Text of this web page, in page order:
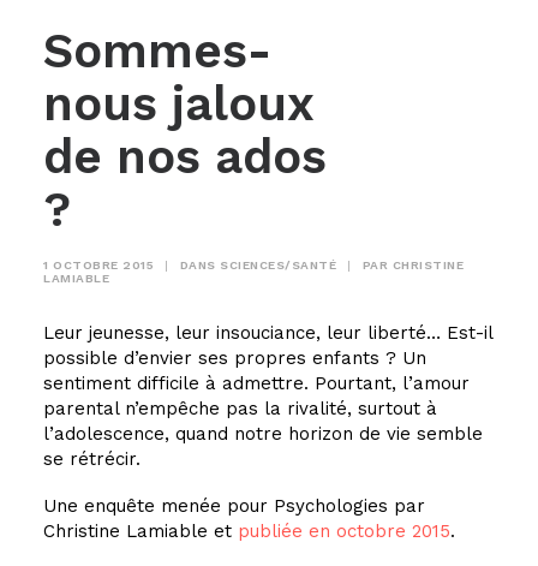
Sommes-
nous jaloux
de nos ados
?
1 OCTOBRE 2015 | DANS SCIENCES/SANTÉ | PAR CHRISTINE
LAMIABLE
Leur jeunesse, leur insouciance, leur liberté… Est-il
possible d’envier ses propres enfants ? Un
sentiment difficile à admettre. Pourtant, l’amour
parental n’empêche pas la rivalité, surtout à
l’adolescence, quand notre horizon de vie semble
se rétrécir.
Une enquête menée pour Psychologies par
Christine Lamiable et publiée en octobre 2015.